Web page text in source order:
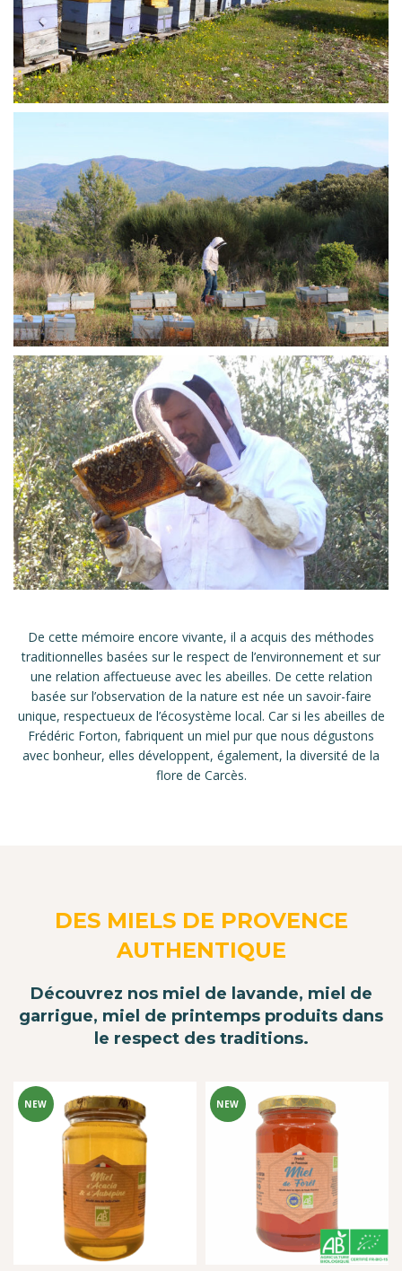
De cette mémoire encore vivante, il a acquis des méthodes
traditionnelles basées sur le respect de l’environnement et sur
une relation affectueuse avec les abeilles. De cette relation
basée sur l’observation de la nature est née un savoir-faire
unique, respectueux de l’écosystème local. Car si les abeilles de
Frédéric Forton, fabriquent un miel pur que nous dégustons
avec bonheur, elles développent, également, la diversité de la
flore de Carcès.
DES MIELS DE PROVENCE
AUTHENTIQUE
Découvrez nos miel de lavande, miel de
garrigue, miel de printemps produits dans
le respect des traditions.
NEW NEW